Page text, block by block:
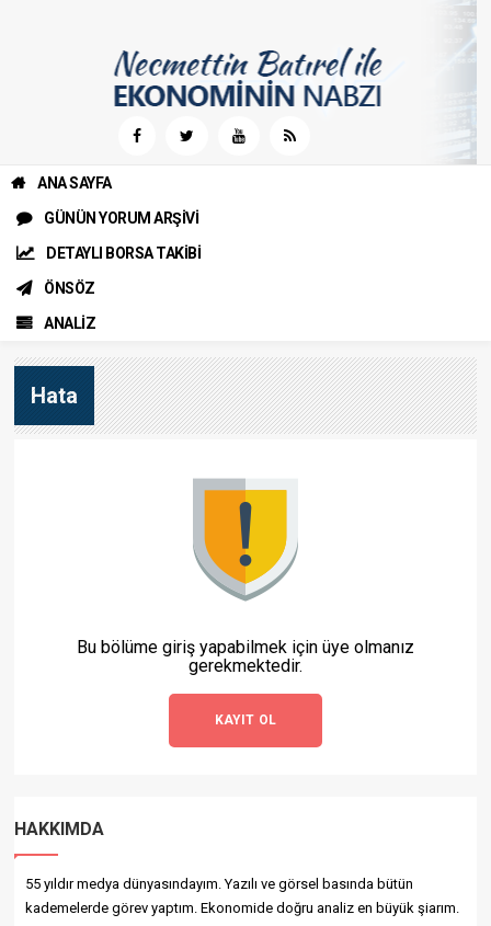
ANA SAYFA
GÜNÜN YORUM ARŞİVİ
DETAYLI BORSA TAKİBİ
ÖNSÖZ
ANALİZ
Hata
Bu bölüme giriş yapabilmek için üye olmanız
gerekmektedir.
KAYIT OL
HAKKIMDA
55 yıldır medya dünyasındayım. Yazılı ve görsel basında bütün
kademelerde görev yaptım. Ekonomide doğru analiz en büyük şiarım.